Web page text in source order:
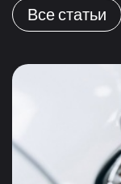
Все статьи